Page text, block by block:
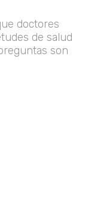
doctores
de salud
son